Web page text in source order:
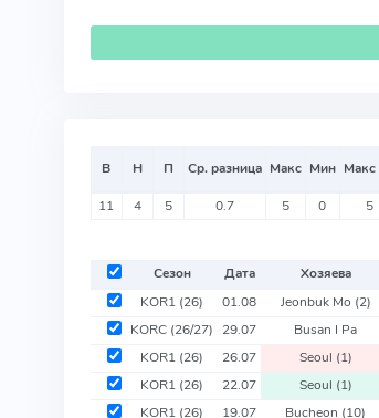
В Н П Ср. разница Макс Мин
11 4 5 0.7 5 0 5
Сезон Дата Хозяева
KOR1 (26) 01.08 Jeonbuk Mo (2)
KORC (26/27) 29.07 Busan I Pa
KOR1 (26) 26.07 Seoul (1)
KOR1 (26) 22.07 Seoul (1)
KOR1 (26) 19.07 Bucheon (10)